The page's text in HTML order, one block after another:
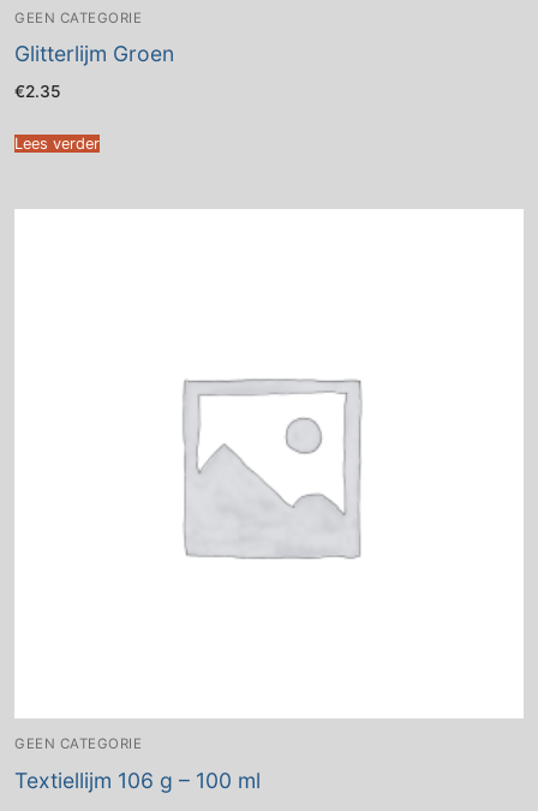
GEEN CATEGORIE
Glitterlijm Groen
€2.35
Lees verder
GEEN CATEGORIE
Textiellijm 106 g – 100 ml